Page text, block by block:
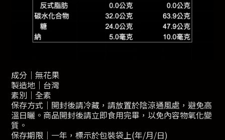
成分｜無花果
製造地｜台灣
素別｜全素
保存方式｜開封後請冷藏，請放置於陰涼通風處，避免高
溫日曬。商品開封後請立即食用完畢，以免內容物氧化變
質。
保存期限｜一年，標示於包裝袋上(年/月/日)